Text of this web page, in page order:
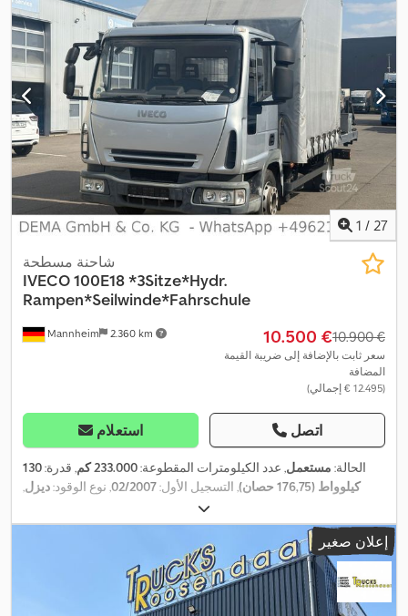
التحميل:
2.480 مم , ارتفاع مساحة التحميل:600 مم , معدات:
تكييف
الهواء, نظام الفرامل المانعة للانغلاق (ABS),
1 / 27
Mannheim 2.360 km
شاحنة مسطحة
IVECO100E18 *3Sitze*Hydr.
Rampen*Seilwinde*Fahrschule
‏10.500 € ‏10.900 €
سعر ثابت بالإضافة إلى ضريبة القيمة
المضافة
(‏12.495 € إجمالي)
استعلام اتصل
الحالة: مستعمل, عدد الكيلومترات المقطوعة:233.000 كم , قدرة:130
كيلوواط (176,75 حصان)
, التسجيل الأول:02/2007, نوع الوقود:ديزل,
, تكوين المحور:
(TÜV):06/2026 , لون:فضي, نوع التروس:ميكانيكي, فئة الانبعاثات:يورو
5, طول مساحة التحميل: 5.050 مم
ارتفاع مساحة التحميل:2.500 مم , معدات:نظام الفرامل المانعة للانغلاق
إعلان صغير